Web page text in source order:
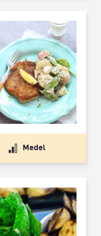
Medel